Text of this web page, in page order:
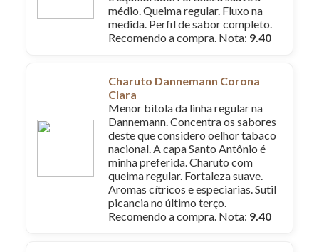
médio. Queima regular. Fluxo na
medida. Perfil de sabor completo.
Recomendo a compra. Nota: 9.40
Charuto Dannemann Corona
Clara
Menor bitola da linha regular na
Dannemann. Concentra os sabores
deste que considero oelhor tabaco
nacional. A capa Santo Antônio é
minha preferida. Charuto com
queima regular. Fortaleza suave.
Aromas cítricos e especiarias. Sutil
picancia no último terço.
Recomendo a compra. Nota: 9.40